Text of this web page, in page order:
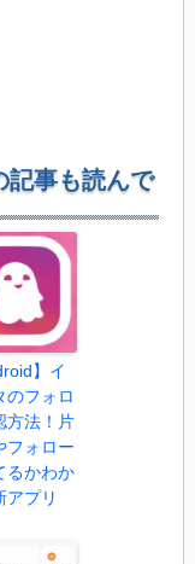
記事も読んで
】イ
のフォロ
方法！片
フォロー
るかわか
アプリ